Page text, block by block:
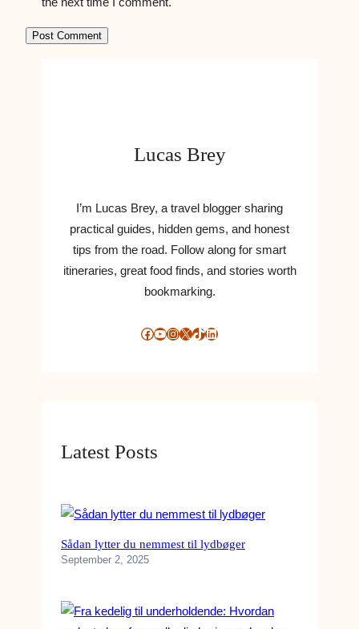
Lucas Brey
I’m Lucas Brey, a travel blogger sharing
practical guides, hidden gems, and honest
tips from the road. Follow along for smart
itineraries, great food finds, and stories worth
bookmarking.
Facebook YouTube InstagramX TikTok LinkedIn
Latest Posts
Sådan lytter du nemmest til lydbøger
September 2, 2025